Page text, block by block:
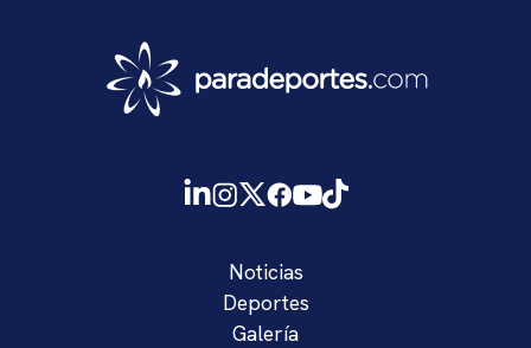
Noticias
Deportes
Galería